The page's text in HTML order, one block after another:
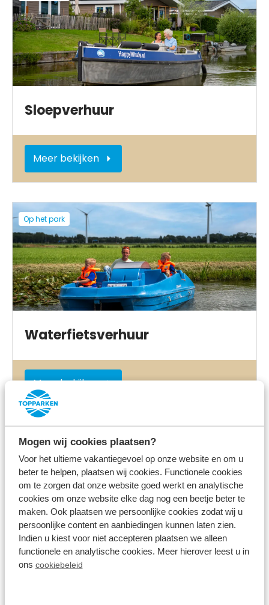
Mogen wij cookies plaatsen?
Voor het ultieme vakantiegevoel op onze website en om u
beter te helpen, plaatsen wij cookies. Functionele cookies
om te zorgen dat onze website goed werkt en analytische
cookies om onze website elke dag nog een beetje beter te
maken. Ook plaatsen we persoonlijke cookies zodat wij u
persoonlijke content en aanbiedingen kunnen laten zien.
Indien u kiest voor niet accepteren plaatsen we alleen
functionele en analytische cookies. Meer hierover leest u in
ons cookiebeleid
Sloepverhuur
Meer bekijken
Op het park
Waterfietsverhuur
Meer bekijken
Nabij het park
Vismogelijkheden